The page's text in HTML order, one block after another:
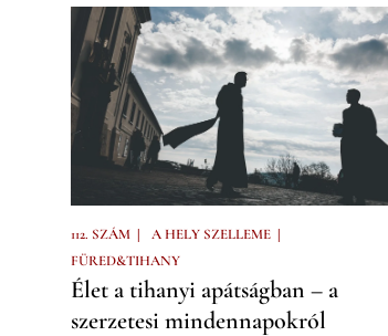
112. SZÁM | A HELY SZELLEME |
FÜRED&TIHANY
Élet a tihanyi apátságban – a
szerzetesi mindennapokról